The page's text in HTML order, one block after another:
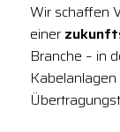
Wir schaffen
einer
Branche – in